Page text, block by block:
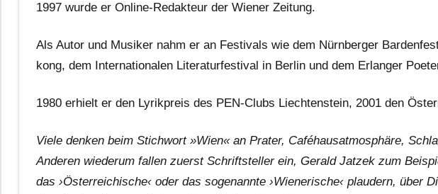
1997 wurde er Online-Redakteur der Wiener Zeitung.
Als Autor und Musiker nahm er an Festivals wie dem Nürn­berger
kong, dem Inter­natio­nalen Literatur­festival in Berlin und dem Erlanger
1980 erhielt er den Lyrik­preis des PEN-Clubs Liechten­stein, 2001 den
Viele denken beim Stichwort »Wien« an Prater, Caféhausatmosphäre,
Anderen wiederum fallen zuerst Schriftsteller ein, Gerald Jatzek zum
das ›Österreichische‹ oder das sogenannte ›Wienerische‹ plaudern, über